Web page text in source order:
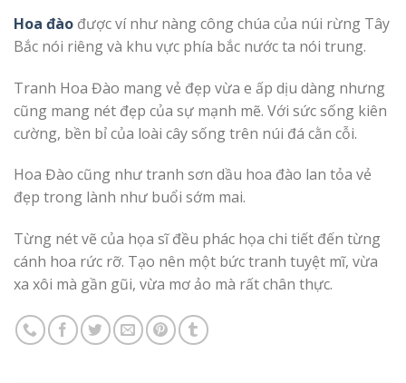
Hoa đào được ví như nàng công chúa của núi rừng Tây
Bắc nói riêng và khu vực phía bắc nước ta nói trung.
Tranh Hoa Đào mang vẻ đẹp vừa e ấp dịu dàng nhưng
cũng mang nét đẹp của sự mạnh mẽ. Với sức sống kiên
cường, bền bỉ của loài cây sống trên núi đá cằn cỗi.
Hoa Đào cũng như tranh sơn dầu hoa đào lan tỏa vẻ
đẹp trong lành như buổi sớm mai.
Từng nét vẽ của họa sĩ đều phác họa chi tiết đến từng
cánh hoa rức rỡ. Tạo nên một bức tranh tuyệt mĩ, vừa
xa xôi mà gần gũi, vừa mơ ảo mà rất chân thực.